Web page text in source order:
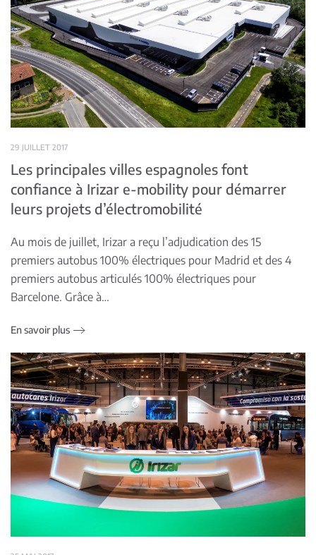
29 JUILLET 2017
Les principales villes espagnoles font
confiance à Irizar e-mobility pour démarrer
leurs projets d’électromobilité
Au mois de juillet, Irizar a reçu l’adjudication des 15
premiers autobus 100% électriques pour Madrid et des 4
premiers autobus articulés 100% électriques pour
Barcelone. Grâce à…
En savoir plus